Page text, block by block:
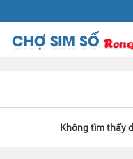
Không tìm thấy